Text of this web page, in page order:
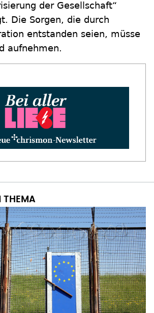
der Gesellschaft“
Die Sorgen, die durch
entstanden seien, müsse
aufnehmen.
THEMA